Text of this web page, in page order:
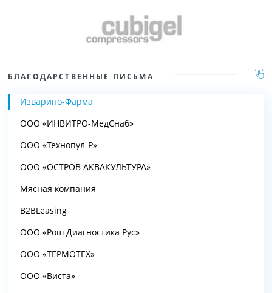
БЛАГОДАРСТВЕННЫЕ ПИСЬМА
Изварино-Фарма
ООО «ИНВИТРО-МедСнаб»
ООО «Технопул-Р»
ООО «ОСТРОВ АКВАКУЛЬТУРА»
Мясная компания
B2BLeasing
ООО «Рош Диагностика Рус»
ООО «ТЕРМОТЕХ»
ООО «Виста»